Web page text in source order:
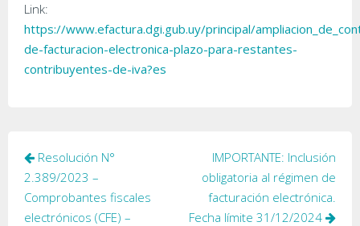
Link:
https://www.efactura.dgi.gub.uy/principal/
de-facturacion-electronica-plazo-para-restantes-
contribuyentes-de-iva?es
Navegación
de
entradas
Resolución N°
2.389/2023 –
Comprobantes fiscales
electrónicos (CFE) –
IMPORTANTE: Inclusión
obligatoria al régimen de
facturación electrónica.
Fecha límite 31/12/2024